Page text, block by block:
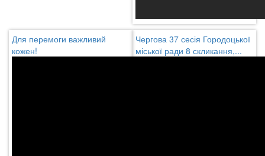
Для перемоги важливий
кожен!
Чергова 37 сесія Городоцької
міської ради 8 скликання,...